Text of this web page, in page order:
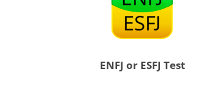
ENFJ or ESFJ Test